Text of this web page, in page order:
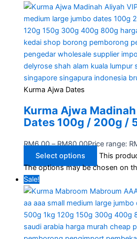
Kurma Ajwa Dates
Kurma Ajwa
Dates 100g / 200g /
RM6.00 – RM80.00Price range:
Select options
This
The options may be chosen on
Sale!